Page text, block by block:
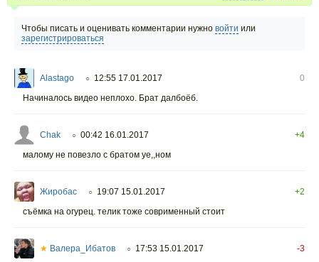
Чтобы писать и оценивать комментарии нужно войти или
зарегистрироваться
Alastago ○ 12:55 17.01.2017
0
Начиналось видео неплохо. Брат далбоёб.
Chak ○ 00:42 16.01.2017
+4
малому не повезло с братом уе,,ном
Жиробас ○ 19:07 15.01.2017
+2
съёмка на огурец. телик тоже соврименный стоит
★ Валера_Ибатов ○ 17:53 15.01.2017
-3